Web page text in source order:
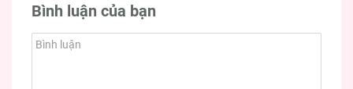
Bình luận của bạn